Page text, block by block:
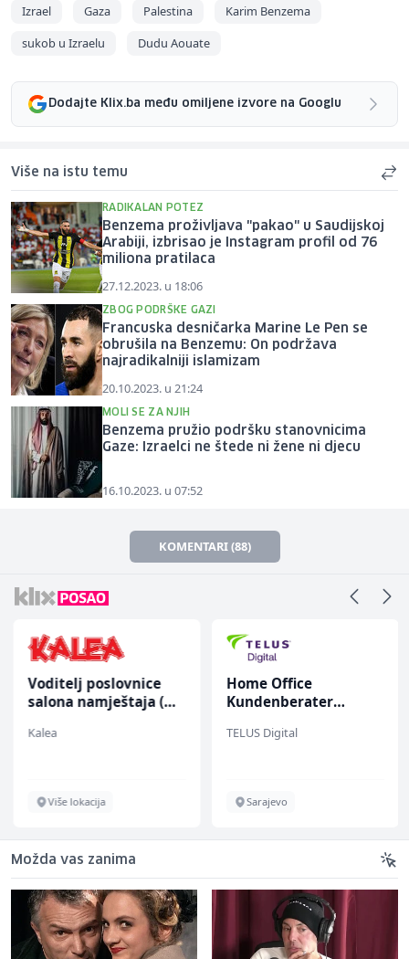
Izrael Gaza Palestina
Karim Benzema
sukob u Izraelu
Dudu Aouate
Dodajte Klix.ba među omiljene izvore na Googlu
Više na istu temu
RADIKALAN POTEZ
Benzema proživljava "pakao" u Saudijskoj
Arabiji, izbrisao je Instagram profil od 76
miliona pratilaca
27.12.2023. u 18:06
ZBOG PODRŠKE GAZI
Francuska desničarka Marine Le Pen se
obrušila na Benzemu: On podržava
najradikalniji islamizam
20.10.2023. u 21:24
MOLI SE ZA NJIH
Benzema pružio podršku stanovnicima
Gaze: Izraelci ne štede ni žene ni djecu
16.10.2023. u 07:52
KOMENTARI (88)
Voditelj poslovnice
salona namještaja (m/
Kalea
Više lokacija
Home Office
Kundenberater
TELUS Digital
Sarajevo
Možda vas zanima